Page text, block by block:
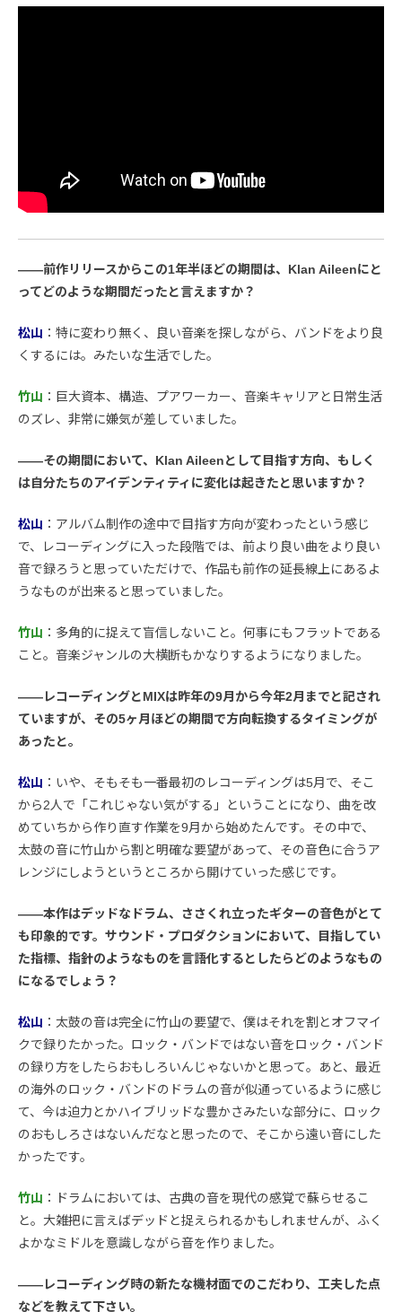
――前作リリースからこの1年半ほどの期間は、Klan Aileenにと
ってどのような期間だったと言えますか？
松山 ：特に変わり無く、良い音楽を探しながら、バンドをより良
くするには。みたいな生活でした。
竹山 ：巨大資本、構造、プアワーカー、音楽キャリアと日常生活
のズレ、非常に嫌気が差していました。
――その期間において、Klan Aileenとして目指す方向、もしく
は自分たちのアイデンティティに変化は起きたと思いますか？
松山 ：アルバム制作の途中で目指す方向が変わったという感じ
で、レコーディングに入った段階では、前より良い曲をより良い
音で録ろうと思っていただけで、作品も前作の延長線上にあるよ
うなものが出来ると思っていました。
竹山 ：多角的に捉えて盲信しないこと。何事にもフラットである
こと。音楽ジャンルの大横断もかなりするようになりました。
――レコーディングとMIXは昨年の9月から今年2月までと記され
ていますが、その5ヶ月ほどの期間で方向転換するタイミングが
あったと。
松山 ：いや、そもそも一番最初のレコーディングは5月で、そこ
から2人で「これじゃない気がする」ということになり、曲を改
めていちから作り直す作業を9月から始めたんです。その中で、
太鼓の音に竹山から割と明確な要望があって、その音色に合うア
レンジにしようというところから開けていった感じです。
――本作はデッドなドラム、ささくれ立ったギターの音色がとて
も印象的です。サウンド・プロダクションにおいて、目指してい
た指標、指針のようなものを言語化するとしたらどのようなもの
になるでしょう？
松山 ：太鼓の音は完全に竹山の要望で、僕はそれを割とオフマイ
クで録りたかった。ロック・バンドではない音をロック・バンド
の録り方をしたらおもしろいんじゃないかと思って。あと、最近
の海外のロック・バンドのドラムの音が似通っているように感じ
て、今は迫力とかハイブリッドな豊かさみたいな部分に、ロック
のおもしろさはないんだなと思ったので、そこから遠い音にした
かったです。
竹山 ：ドラムにおいては、古典の音を現代の感覚で蘇らせるこ
と。大雑把に言えばデッドと捉えられるかもしれませんが、ふく
よかなミドルを意識しながら音を作りました。
――レコーディング時の新たな機材面でのこだわり、工夫した点
などを教えて下さい。